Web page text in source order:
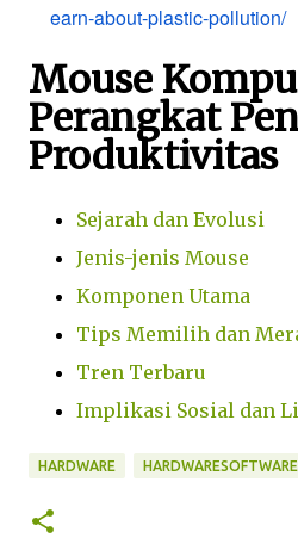
earn-about-plastic-pollution/
Mouse
Perangkat
Produktivitas
Sejarah dan Evolusi
Jenis-jenis Mouse
Komponen Utama
Tips Memilih dan
Tren Terbaru
Implikasi Sosial dan
HARDWARE HARDWARESOFTWARE